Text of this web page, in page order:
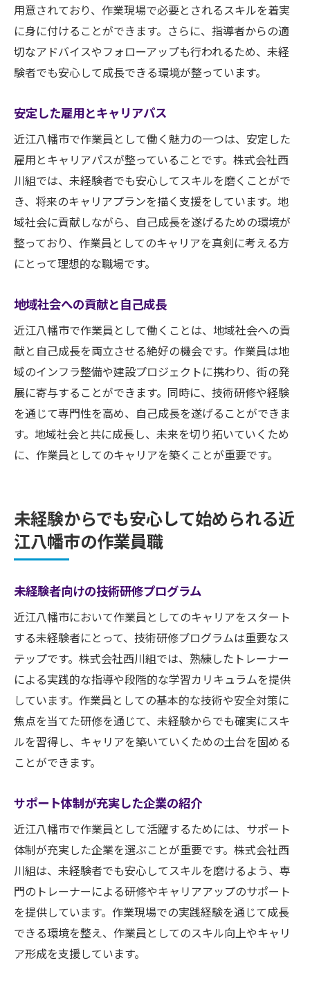
作業員として近江八幡市でキャリアアップする
ための秘訣
キャリアアップのための具体的ステップ
上司や同僚との信頼関係の築き方
リーダーシップスキルの習得方法
キャリアパスの設計と目標設定
企業内での昇進と評価制度
近江八幡市で作業員の仕事を見つけるためのポ
イント
求人情報の探し方と活用法
履歴書と面接のポイント
効果的なネットワーキングの方法
労働条件と福利厚生のチェックポイント
仕事探しのためのリソースとツール
未経験者でも安心して働ける近江八幡市の作業
員求人情報
信頼できる求人サイトの紹介
未経験者歓迎の求人の特徴
求人情報の更新頻度とチェック方法
応募から採用までの流れとアドバイス
用意されており、作業現場で必要とされるスキルを着実
に身に付けることができます。さらに、指導者からの適
切なアドバイスやフォローアップも行われるため、未経
験者でも安心して成長できる環境が整っています。
安定した雇用とキャリアパス
近江八幡市で作業員として働く魅力の一つは、安定した
雇用とキャリアパスが整っていることです。株式会社西
川組では、未経験者でも安心してスキルを磨くことがで
き、将来のキャリアプランを描く支援をしています。地
域社会に貢献しながら、自己成長を遂げるための環境が
整っており、作業員としてのキャリアを真剣に考える方
にとって理想的な職場です。
地域社会への貢献と自己成長
近江八幡市で作業員として働くことは、地域社会への貢
献と自己成長を両立させる絶好の機会です。作業員は地
域のインフラ整備や建設プロジェクトに携わり、街の発
展に寄与することができます。同時に、技術研修や経験
を通じて専門性を高め、自己成長を遂げることができま
す。地域社会と共に成長し、未来を切り拓いていくため
に、作業員としてのキャリアを築くことが重要です。
未経験からでも安心して始められる近
江八幡市の作業員職
未経験者向けの技術研修プログラム
近江八幡市において作業員としてのキャリアをスタート
する未経験者にとって、技術研修プログラムは重要なス
テップです。株式会社西川組では、熟練したトレーナー
による実践的な指導や段階的な学習カリキュラムを提供
しています。作業員としての基本的な技術や安全対策に
焦点を当てた研修を通じて、未経験からでも確実にスキ
ルを習得し、キャリアを築いていくための土台を固める
ことができます。
サポート体制が充実した企業の紹介
近江八幡市で作業員として活躍するためには、サポート
体制が充実した企業を選ぶことが重要です。株式会社西
川組は、未経験者でも安心してスキルを磨けるよう、専
門のトレーナーによる研修やキャリアアップのサポート
を提供しています。作業現場での実践経験を通じて成長
できる環境を整え、作業員としてのスキル向上やキャリ
ア形成を支援しています。